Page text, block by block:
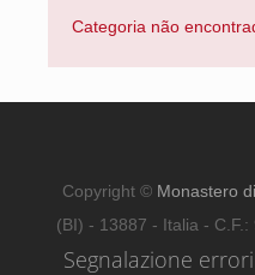
Categoria não
Copyright © Monastero
(BI) - 13887 - Italia -
Segnalazione errori